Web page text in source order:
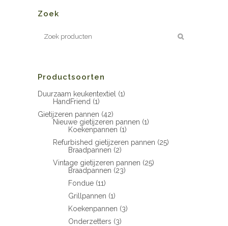
Zoek
Productsoorten
Duurzaam keukentextiel (1)
HandFriend (1)
Gietijzeren pannen (42)
Nieuwe gietijzeren pannen (1)
Koekenpannen (1)
Refurbished gietijzeren pannen (25)
Braadpannen (2)
Vintage gietijzeren pannen (25)
Braadpannen (23)
Fondue (11)
Grillpannen (1)
Koekenpannen (3)
Onderzetters (3)